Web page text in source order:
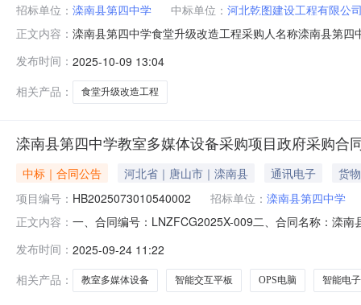
招标单位： 滦南县第四中学 中标单位： 河北乾图建设工程有限公
正文内容： 滦南县第四中学食堂升级改造工程采购人名称滦南县第
发布时间： 2025-10-09 13:04
相关产品：
食堂升级改造工程
滦南县第四中学教室多媒体设备采购项目政府采购合
中标｜合同公告 河北省｜唐山市｜滦南县 通讯电子
货物
项目编号： HB2025073010540002 招标单位： 滦南县第四中学
正文内容： 一、合同编号：LNZFCG2025X-009二、合同名称：滦
业园区建设北路111号元龙大厦1125室联系方式：0315-
发布时间： 2025-09-24 11:22
相关产品：
教室多媒体设备 智能交互平板 OPS电脑 智能电